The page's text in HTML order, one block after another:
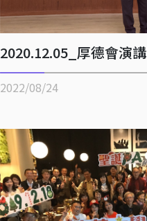
2020.12.05_厚德會演講
2022/08/24